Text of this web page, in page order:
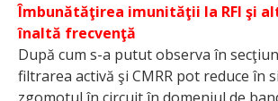
Îmbunătăţirea imunităţii la RFI şi
înaltă frecvenţă
După cum s-a putut observa în
filtrarea activă şi CMRR pot reduce în